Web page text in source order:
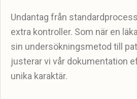
Undantag från
extra kontroller. Som när en
sin undersökningsmetod till
justerar vi vår dokumentation
unika karaktär.